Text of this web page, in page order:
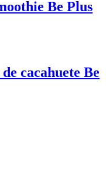
Be Plus
cacahuete Be